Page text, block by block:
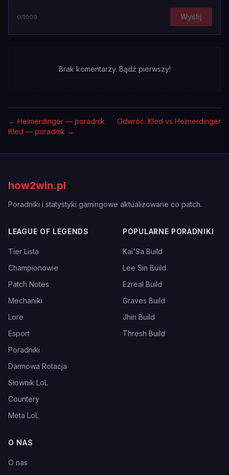
0/1000 Wyślij
Brak komentarzy. Bądź pierwszy!
← Heimerdinger — poradnik
Odwróć: Kled vs Heimerdinger
Kled — poradnik →
how2win.pl
Poradniki i statystyki gamingowe aktualizowane co patch.
LEAGUE OF LEGENDS
Tier Lista
Championowie
Patch Notes
Mechaniki
Lore
Esport
Poradniki
Darmowa Rotacja
Słownik LoL
Countery
Meta LoL
POPULARNE PORADNIKI
Kai'Sa Build
Lee Sin Build
Ezreal Build
Graves Build
Jhin Build
Thresh Build
O NAS
O nas